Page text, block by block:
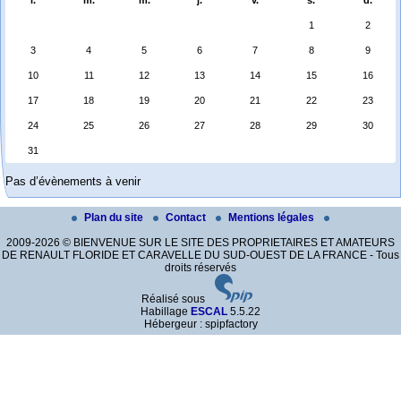
1 2
3 4 5 6 7 8 9
10 11 12 13 14 15 16
17 18 19 20 21 22 23
24 25 26 27 28 29 30
31
Pas d’évènements à venir
Plan du site Contact
Mentions légales
2009-2026 © BIENVENUE SUR LE SITE DES PROPRIETAIRES ET AMATEURS
DE RENAULT FLORIDE ET CARAVELLE DU SUD-OUEST DE LA FRANCE - Tous
droits réservés
Réalisé sous
Habillage ESCAL 5.5.22
Hébergeur : spipfactory